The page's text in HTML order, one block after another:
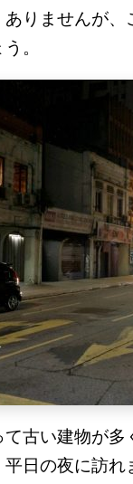
りませんが
。
古い建物が
日の夜に訪